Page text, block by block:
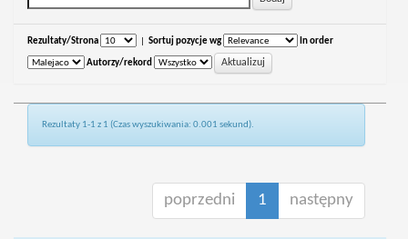
Rezultaty/Strona Sortuj pozycje wg In order
Autorzy/rekord
Rezultaty 1-1 z 1 (Czas wyszukiwania: 0.001 sekund).
poprzedni 1 następny